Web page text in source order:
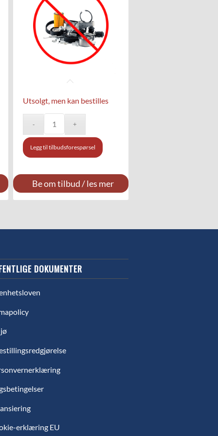
Utsolgt, men kan bestilles
Legg til tilbudsforespørsel
Be om tilbud / les mer
DOKUMENTER
erklæring EU